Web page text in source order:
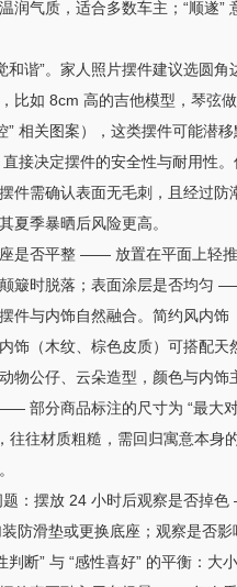
润气质，适合多数车主；“顺遂
和谐”。家人照片摆件建议选圆
比如 8cm 高的吉他模型，琴弦
相关图案），这类摆件可能潜移
接决定摆件的安全性与耐用性
件需确认表面无毛刺，且经过
夏季暴晒后风险更高。
座是否平整 —— 放置在平面上
簸时脱落；表面涂层是否均匀
件与内饰自然融合。简约风内
饰（木纹、棕色皮质）可搭配
物公仔、云朵造型，颜色与内
部分商品标注的尺寸为 “最大
往往材质粗糙，需回归寓意本
题：摆放 24 小时后观察是否
防滑垫或更换底座；观察是否
判断” 与 “感性喜好” 的平衡：